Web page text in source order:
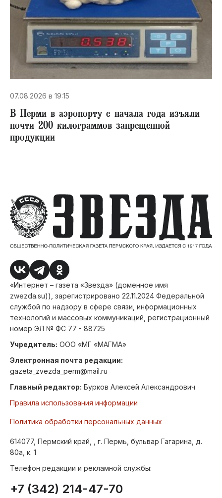
07.08.2026 в 19:15
В Перми в аэропорту с начала года изъяли
почти 200 килограммов запрещенной
продукции
«Интернет – газета «Звезда» (доменное имя
zwezda.su)), зарегистрировано 22.11.2024 Федеральной
службой по надзору в сфере связи, информационных
технологий и массовых коммуникаций, регистрационный
номер ЭЛ № ФС 77 - 88725
Учредитель: ООО «МГ «МАГМА»
Электронная почта редакции:
gazeta_zvezda_perm@mail.ru
Главный редактор: Бурков Алексей Александрович
Правила использования информации
Политика обработки персональных данных
614077, Пермский край, , г. Пермь, бульвар Гагарина, д.
80а, к. 1
Телефон редакции и рекламной службы:
+7 (342) 214-47-70